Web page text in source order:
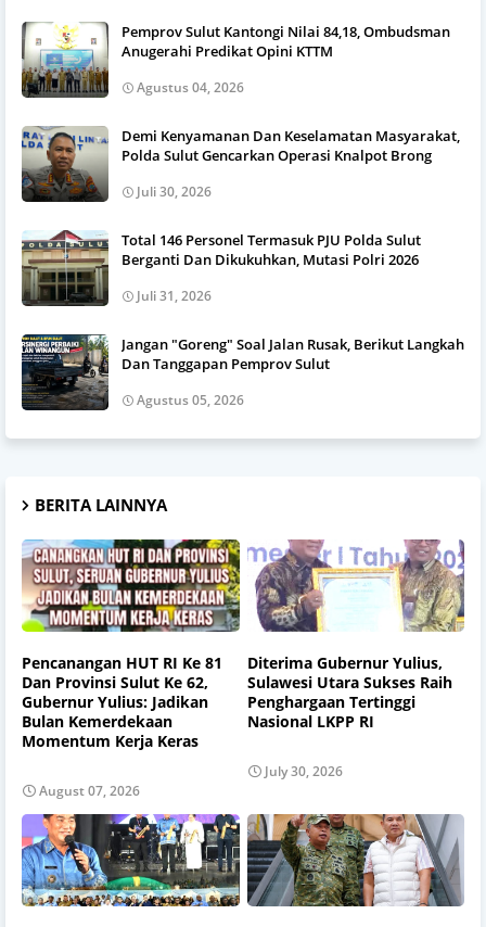
Pemprov Sulut Kantongi Nilai 84,18, Ombudsman
Anugerahi Predikat Opini KTTM
Agustus 04, 2026
Demi Kenyamanan Dan Keselamatan Masyarakat,
Polda Sulut Gencarkan Operasi Knalpot Brong
Juli 30, 2026
Total 146 Personel Termasuk PJU Polda Sulut
Berganti Dan Dikukuhkan, Mutasi Polri 2026
Juli 31, 2026
Jangan "Goreng" Soal Jalan Rusak, Berikut Langkah
Dan Tanggapan Pemprov Sulut
Agustus 05, 2026
BERITA LAINNYA
Pencanangan HUT RI Ke 81
Dan Provinsi Sulut Ke 62,
Gubernur Yulius: Jadikan
Bulan Kemerdekaan
Momentum Kerja Keras
August 07, 2026
Diterima Gubernur Yulius,
Sulawesi Utara Sukses Raih
Penghargaan Tertinggi
Nasional LKPP RI
July 30, 2026